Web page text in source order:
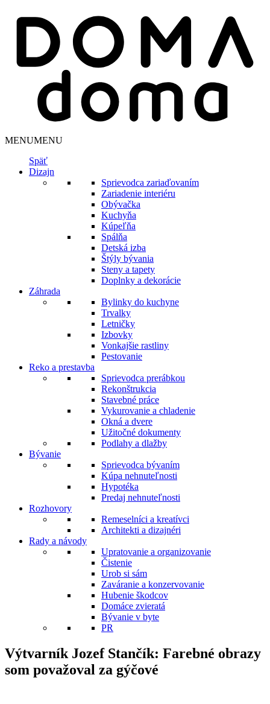
MENUMENU
Späť
Dizajn
Sprievodca zariaďovaním
Zariadenie interiéru
Obývačka
Kuchyňa
Kúpeľňa
Spálňa
Detská izba
Štýly bývania
Steny a tapety
Doplnky a dekorácie
Záhrada
Bylinky do kuchyne
Trvalky
Letničky
Izbovky
Vonkajšie rastliny
Pestovanie
Reko a prestavba
Sprievodca prerábkou
Rekonštrukcia
Stavebné práce
Vykurovanie a chladenie
Okná a dvere
Užitočné dokumenty
Podlahy a dlažby
Bývanie
Sprievodca bývaním
Kúpa nehnuteľnosti
Hypotéka
Predaj nehnuteľnosti
Rozhovory
Remeselníci a kreatívci
Architekti a dizajnéri
Rady a návody
Upratovanie a organizovanie
Čistenie
Urob si sám
Zaváranie a konzervovanie
Hubenie škodcov
Domáce zvieratá
Bývanie v byte
PR
Výtvarník Jozef Stančík: Farebné obrazy
som považoval za gýčové